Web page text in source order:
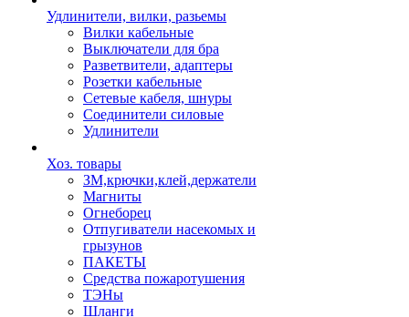
Удлинители, вилки, разьемы
Вилки кабельные
Выключатели для бра
Разветвители, адаптеры
Розетки кабельные
Сетевые кабеля, шнуры
Соединители силовые
Удлинители
Хоз. товары
ЗМ,крючки,клей,держатели
Магниты
Огнеборец
Отпугиватели насекомых и
грызунов
ПАКЕТЫ
Средства пожаротушения
ТЭНы
Шланги